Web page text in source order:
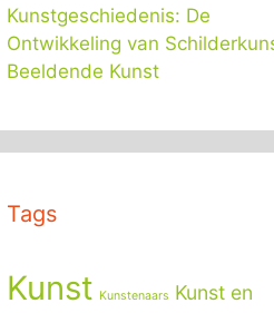
Kunstgeschiedenis: De
Ontwikkeling van
Beeldende Kunst
Tags
Kunst Kunstenaars Kunst en